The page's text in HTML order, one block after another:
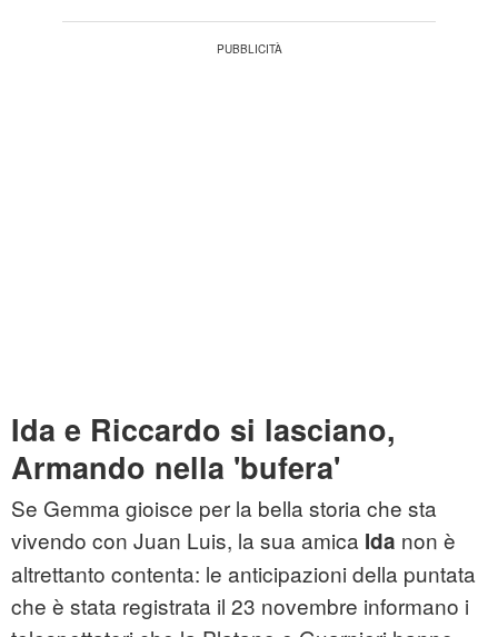
Ida e Riccardo si lasciano,
Armando nella 'bufera'
Se Gemma gioisce per la bella storia che sta
vivendo con Juan Luis, la sua amica Ida non è
altrettanto contenta: le anticipazioni della puntata
che è stata registrata il 23 novembre informano i